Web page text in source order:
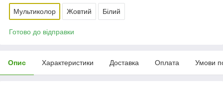
Мультиколор Жовтий Білий
Готово до відправки
Опис Характеристики Доставка Оплата Умови